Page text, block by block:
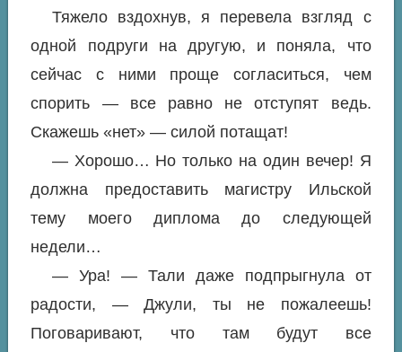
Тяжело вздохнув, я перевела взгляд с
одной подруги на другую, и поняла, что
сейчас с ними проще согласиться, чем
спорить — все равно не отступят ведь.
Скажешь «нет» — силой потащат!
— Хорошо… Но только на один вечер! Я
должна предоставить магистру Ильской
тему моего диплома до следующей
недели…
— Ура! — Тали даже подпрыгнула от
радости, — Джули, ты не пожалеешь!
Поговаривают, что там будут все